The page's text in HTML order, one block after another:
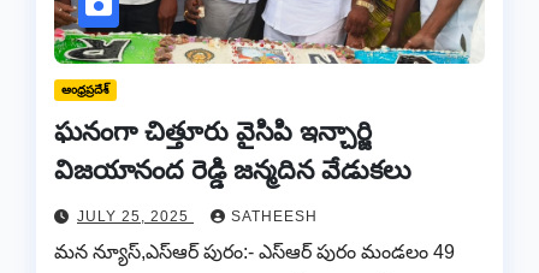
ఆంధ్రప్రదేశ్
ఘనంగా చిత్తూరు వైసిపి ఇన్చార్జి
విజయానంద రెడ్డి జన్మదిన వేడుకలు
JULY 25, 2025 SATHEESH
మన న్యూస్,ఎస్ఆర్ పురం:- ఎస్ఆర్ పురం మండలం 49